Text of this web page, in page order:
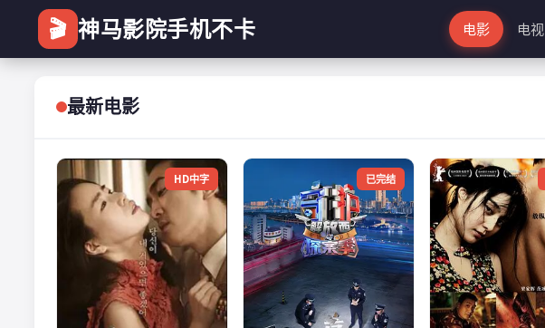
🎬 神马影院手机不卡 电影 电视
最新电影
HD中字 已完结